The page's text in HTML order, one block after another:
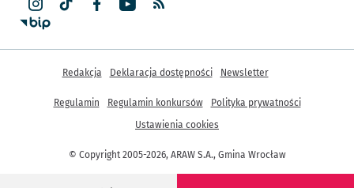
© Copyright 2005-2026, ARAW S.A., Gmina Wrocław
Inne informacje
Redakcja Deklaracja dostępności Newsletter
Regulamin Regulamin konkursów
Polityka prywatności
Ustawienia cookies